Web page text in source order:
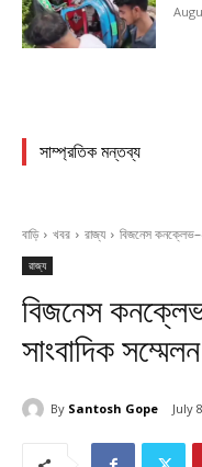
সাম্প্রতিক মন্তব্য